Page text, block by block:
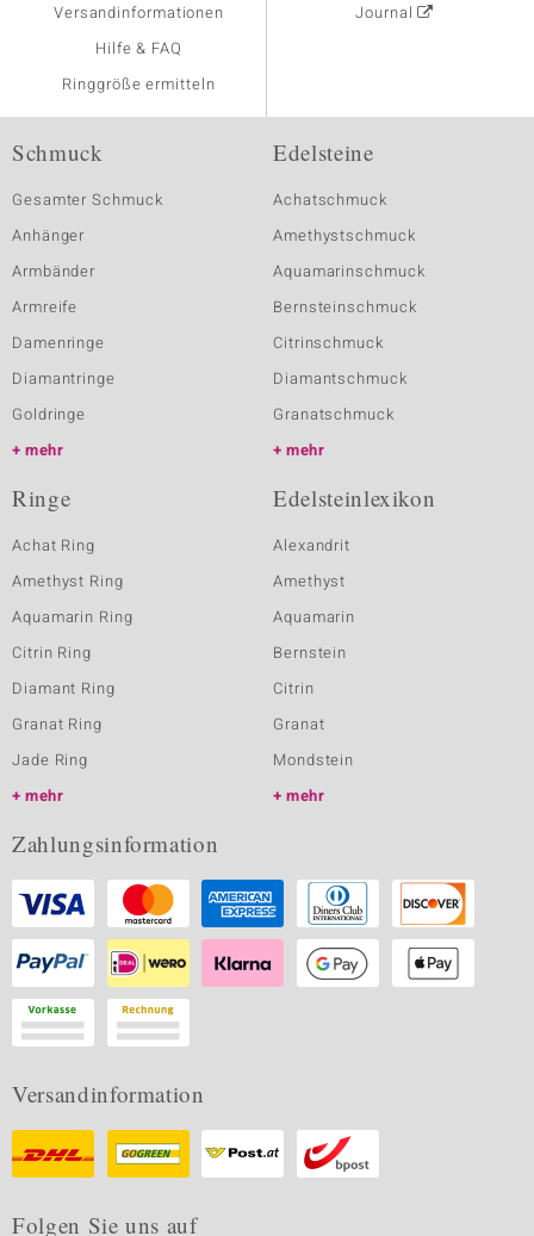
Versandinformationen
Hilfe & FAQ
Ringgröße ermitteln
Journal
Schmuck
Gesamter Schmuck
Anhänger
Armbänder
Armreife
Damenringe
Diamantringe
Goldringe
mehr
Edelsteine
Achatschmuck
Amethystschmuck
Aquamarinschmuck
Bernsteinschmuck
Citrinschmuck
Diamantschmuck
Granatschmuck
mehr
Ringe
Achat Ring
Amethyst Ring
Aquamarin Ring
Citrin Ring
Diamant Ring
Granat Ring
Jade Ring
mehr
Edelsteinlexikon
Alexandrit
Amethyst
Aquamarin
Bernstein
Citrin
Granat
Mondstein
mehr
Zahlungsinformation
Versandinformation
Folgen Sie uns auf